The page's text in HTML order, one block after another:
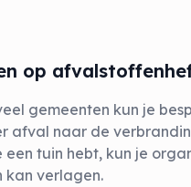
op
gemeenten kun je
afval naar de
een tuin hebt, kun je
kan verlagen.